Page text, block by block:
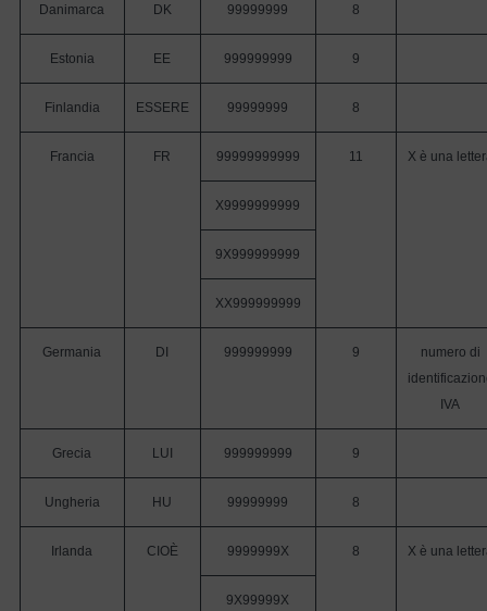
Danimarca DK 99999999 8
Estonia EE 999999999 9
Finlandia ESSERE 99999999 8
Francia FR 99999999999 11 X è una
X9999999999
9X999999999
XX999999999
Germania DI 999999999 9
numero di
IVA
Grecia LUI 999999999 9
Ungheria HU 99999999 8
Irlanda CIOÈ 9999999X 8 X è una
9X99999X